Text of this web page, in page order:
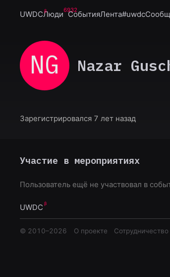
UWDCЛюди6932
СобытияЛента#uwdc
NG Nazar
Зарегистрировался 7 лет назад
Участие в мероприятиях
Пользователь ещё не участвовал в
UWDC
© 2010–2026 О проекте Сотрудничество